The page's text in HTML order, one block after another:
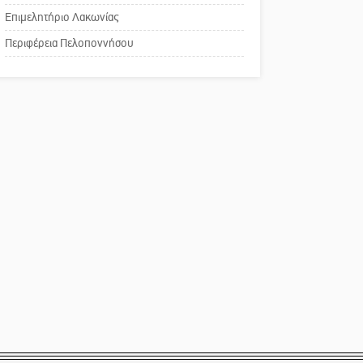
Το δικό σας σχόλιο:
Παράδειγμα κοινωνικής
Επιμελητήριο Λακωνίας
Περιφέρεια Πελοποννήσου